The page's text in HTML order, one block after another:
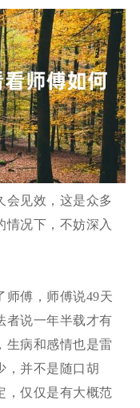
见效，这是众多
情况下，不妨深入
傅，师傅说49天
者说一年半载才有
生病和感情也是雷
，并不是随口胡
，仅仅是有大概范